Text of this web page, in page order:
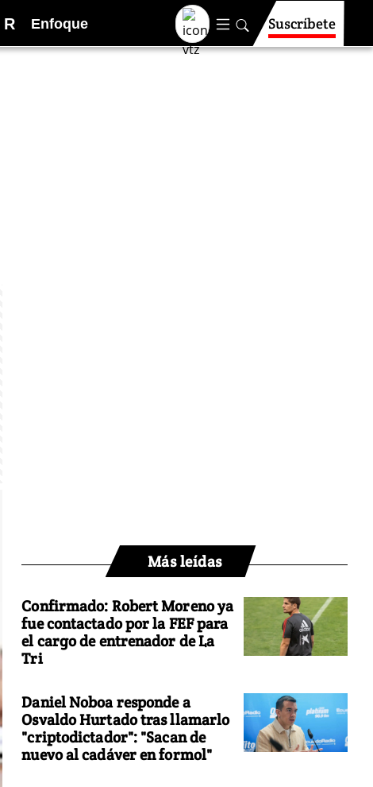
R Enfoque Suscríbete
Más leídas
Confirmado: Robert Moreno ya
fue contactado por la FEF para
el cargo de entrenador de La
Tri
Daniel Noboa responde a
Osvaldo Hurtado tras llamarlo
"criptodictador": "Sacan de
nuevo al cadáver en formol"